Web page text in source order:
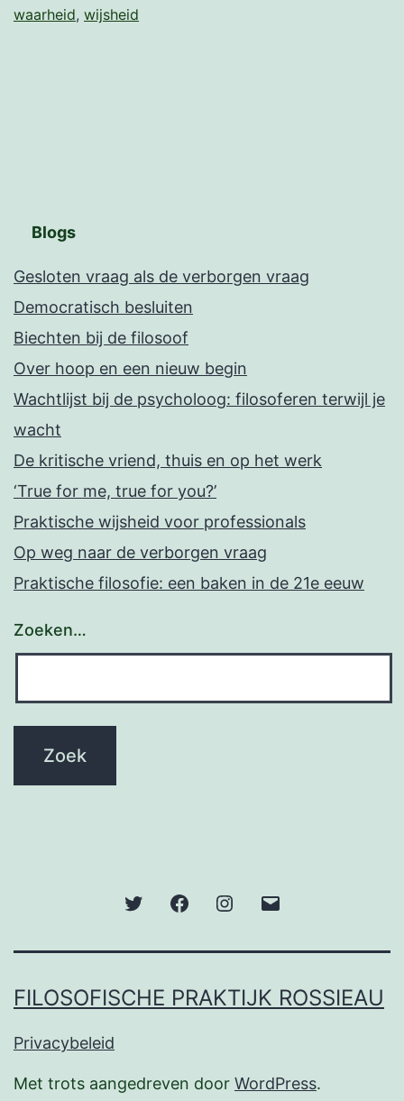
waarheid, wijsheid
Blogs
Gesloten vraag als de verborgen vraag
Democratisch besluiten
Biechten bij de filosoof
Over hoop en een nieuw begin
Wachtlijst bij de psycholoog: filosoferen terwijl je
wacht
De kritische vriend, thuis en op het werk
‘True for me, true for you?’
Praktische wijsheid voor professionals
Op weg naar de verborgen vraag
Praktische filosofie: een baken in de 21e eeuw
Zoeken…
Twitter FacebookInstagram
FILOSOFISCHE PRAKTIJK ROSSIEAU
Privacybeleid
Met trots aangedreven door WordPress.